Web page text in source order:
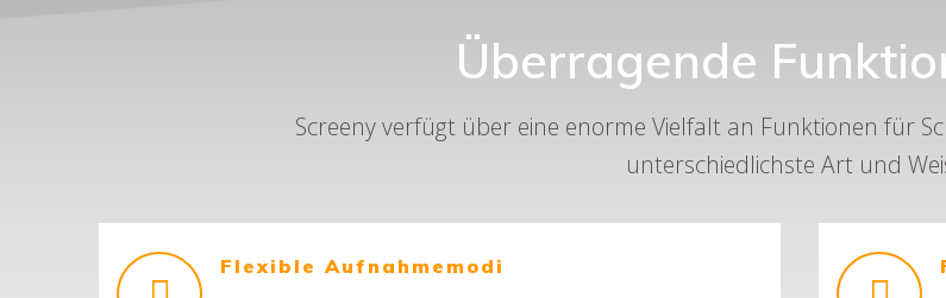
Überragende
Screeny verfügt über eine enorme Vielfalt an Funktionen für
unterschiedlichste Art und
Flexible Aufnahmemodi